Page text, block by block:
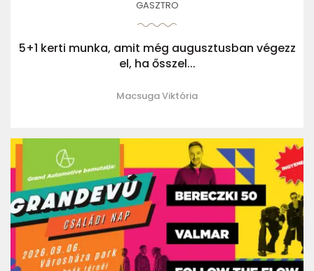
GASZTRO
5+1 kerti munka, amit még augusztusban végezz
el, ha ősszel...
Macsuga Viktória